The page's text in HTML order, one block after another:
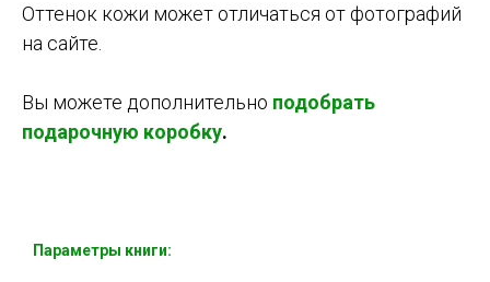
Оттенок кожи может отличаться от фотографий
на сайте.
Вы можете дополнительно подобрать
подарочную коробку.
Параметры книги: